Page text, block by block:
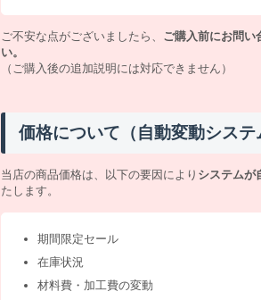
ご不安な点がございましたら、 ご購入前にお問い
い。
（ご購入後の追加説明には対応できません）
価格について（自動変動システ
当店の商品価格は、以下の要因により システムが
たします。
期間限定セール
在庫状況
材料費・加工費の変動